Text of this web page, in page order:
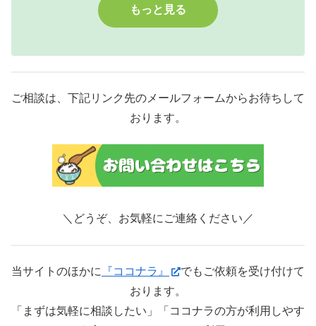
もっと見る
ご相談は、下記リンク先のメールフォームからお待ちして
おります。
＼どうぞ、お気軽にご連絡ください／
当サイトのほかに 『ココナラ』
でもご依頼を受け付けて
おります。
「まずは気軽に相談したい」「ココナラの方が利用しやす